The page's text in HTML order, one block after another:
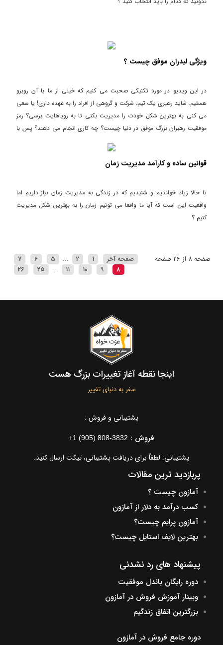
ویژگی لیدران موفق چیست ؟
در این ویدیو در مورد تکنیکی صحبت می کنیم که خیلی از ما با آن روبرو
هستیم. شاید رهبری یک تیم، شرکت و گروهی از افراد را به عهده داری! یا سعی
می کنی به بهترین شکل خودت را مدیریت بکنی تا به رویاهایت برسی؟ رمز
موفقیت رهبران بزرگ موفق در دنیا چیست؟ چه کاری انجام می دهند؟ پس با
قوانین ساده و کارآمد مدیریت زمان
تا حالا زیاد خواندیم و شنیدیم که در زندگی به مدیریت زمان نیاز داریم اما
واقعیت این است که آیا ما واقعا می تونیم زمان را به بهترین شکل مدیریت
کنیم ؟
صفحه 8 از 26 صفحه صفحه آخر 1
2
...
5
6
7
8
9
10
11
...
25
26
اینجا نقطه آغاز تغییرات بزرگ هست
سفر به دنیای تغییر
پشتیبانی و فروش :
فروش : +1 (905) 808-3832
پشتیبانی: لطفاً برای دریافت پشتیبانی، تیکت ارسال کنید.
پربازدید ترین مقالات
آمازون چیست ؟
کسب درآمد به دلار از آمازون
آمازون پرایم چیست؟
بهترین لایف استایل چیست؟
پیشنهاد های رد نشدنی
دوره رایگان باندل موفقیت
وبینار آموزش فروش در آمازون
بزرگترین اتفاق زندگیم
دوره جامع فروش در آمازون